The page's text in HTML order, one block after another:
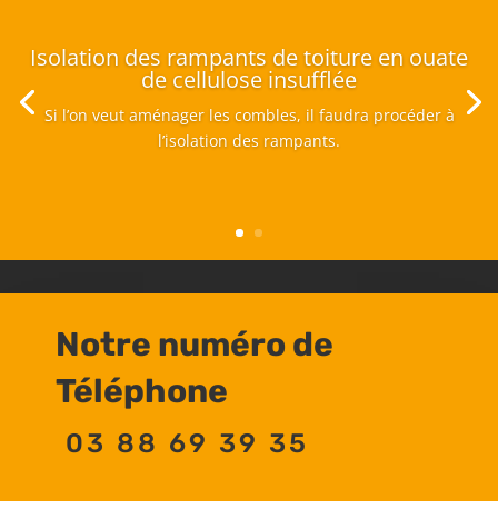
Isolation des rampants de toiture en ouate
de cellulose insufflée
Si l’on veut aménager les combles, il faudra procéder à
l’isolation des rampants.
Notre numéro de
Téléphone
03 88 69 39 35